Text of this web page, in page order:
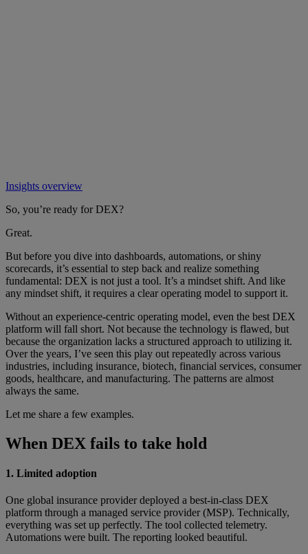
Insights overview
So, you’re ready for DEX?
Great.
But before you dive into dashboards, automations, or shiny
scorecards, it’s essential to step back and realize something
fundamental: DEX is not just a tool. It’s a mindset shift. And like
any mindset shift, it requires a clear operating model to support it.
Without an experience-centric operating model, even the best DEX
platform will fall short. Not because the technology is flawed, but
because the organization lacks a structured approach to utilizing it.
Over the years, I’ve seen this play out repeatedly across various
industries, including insurance, biotech, financial services, consumer
goods, healthcare, and manufacturing. The patterns are almost
always the same.
Let me share a few examples.
When DEX fails to take hold
1. Limited adoption
One global insurance provider deployed a best-in-class DEX
platform through a managed service provider (MSP). Technically,
everything was set up perfectly. The tool collected telemetry.
Automations were built. The reporting looked beautiful.